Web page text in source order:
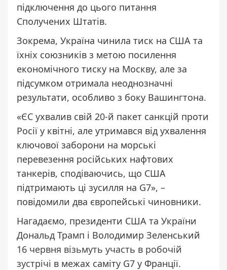
підключення до цього питання
Сполучених Штатів.
Зокрема, Україна чинила тиск на США та
їхніх союзників з метою посилення
економічного тиску на Москву, але за
підсумком отримала неоднозначні
результати, особливо з боку Вашингтона.
«ЄС ухвалив свій 20-й пакет санкцій проти
Росії у квітні, але утримався від ухвалення
ключової заборони на морські
перевезення російських нафтових
танкерів, сподіваючись, що США
підтримають ці зусилля на G7», –
повідомили два європейські чиновники.
Нагадаємо, президенти США та України
Дональд Трамп і Володимир Зеленський
16 червня візьмуть участь в робочій
зустрічі в межах саміту G7 у Франції.